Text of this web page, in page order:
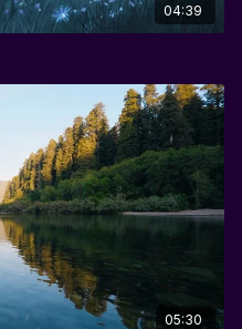
04:39
05:30